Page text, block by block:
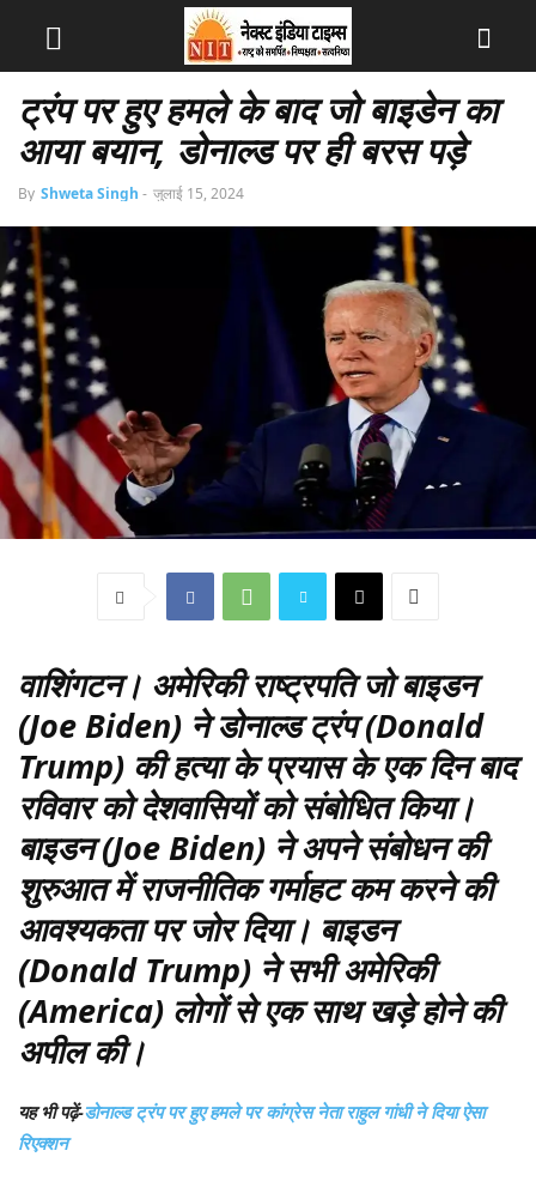
ट्रंप पर हुए हमले के बाद जो बाइडेन का
आया बयान, डोनाल्ड पर ही बरस पड़े
By Shweta Singh - जुलाई 15, 2024
वाशिंगटन। अमेरिकी राष्ट्रपति जो बाइडन
(Joe Biden) ने डोनाल्ड ट्रंप (Donald
Trump) की हत्या के प्रयास के एक दिन बाद
रविवार को देशवासियों को संबोधित किया।
बाइडन (Joe Biden) ने अपने संबोधन की
शुरुआत में राजनीतिक गर्माहट कम करने की
आवश्यकता पर जोर दिया। बाइडन
(Donald Trump) ने सभी अमेरिकी
(America) लोगों से एक साथ खड़े होने की
अपील की।
यह भी पढ़ें-डोनाल्ड ट्रंप पर हुए हमले पर कांग्रेस नेता राहुल गांधी ने दिया ऐसा
रिएक्शन